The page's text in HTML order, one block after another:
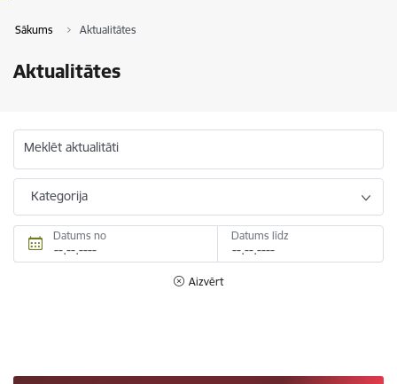
Sākums Aktualitātes
Aktualitātes
Meklēt aktualitāti
Kategorija
Datums no Datums līdz
Aizvērt